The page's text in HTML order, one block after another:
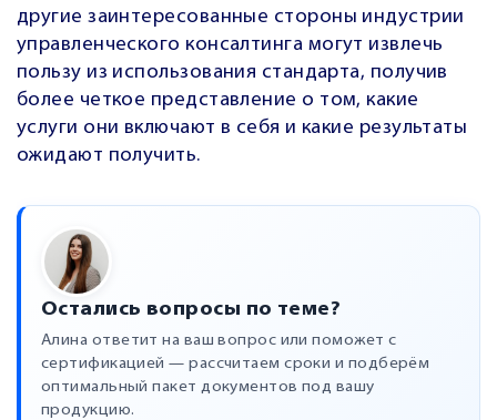
другие заинтересованные стороны индустрии
управленческого консалтинга могут извлечь
пользу из использования стандарта, получив
более четкое представление о том, какие
услуги они включают в себя и какие результаты
ожидают получить.
Остались вопросы по теме?
Алина ответит на ваш вопрос или поможет с
сертификацией — рассчитаем сроки и подберём
оптимальный пакет документов под вашу
продукцию.